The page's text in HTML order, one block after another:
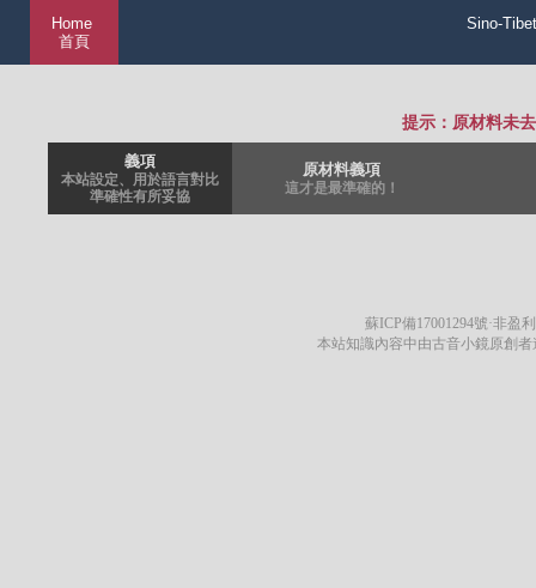
Home
首頁
Sino-
提示：原材料未
義項
本站設定、用於語言對比
準確性有所妥協
原材料義項
這才是最準確的！
蘇ICP備17001294號·非盈
本站知識內容中由古音小鏡原創